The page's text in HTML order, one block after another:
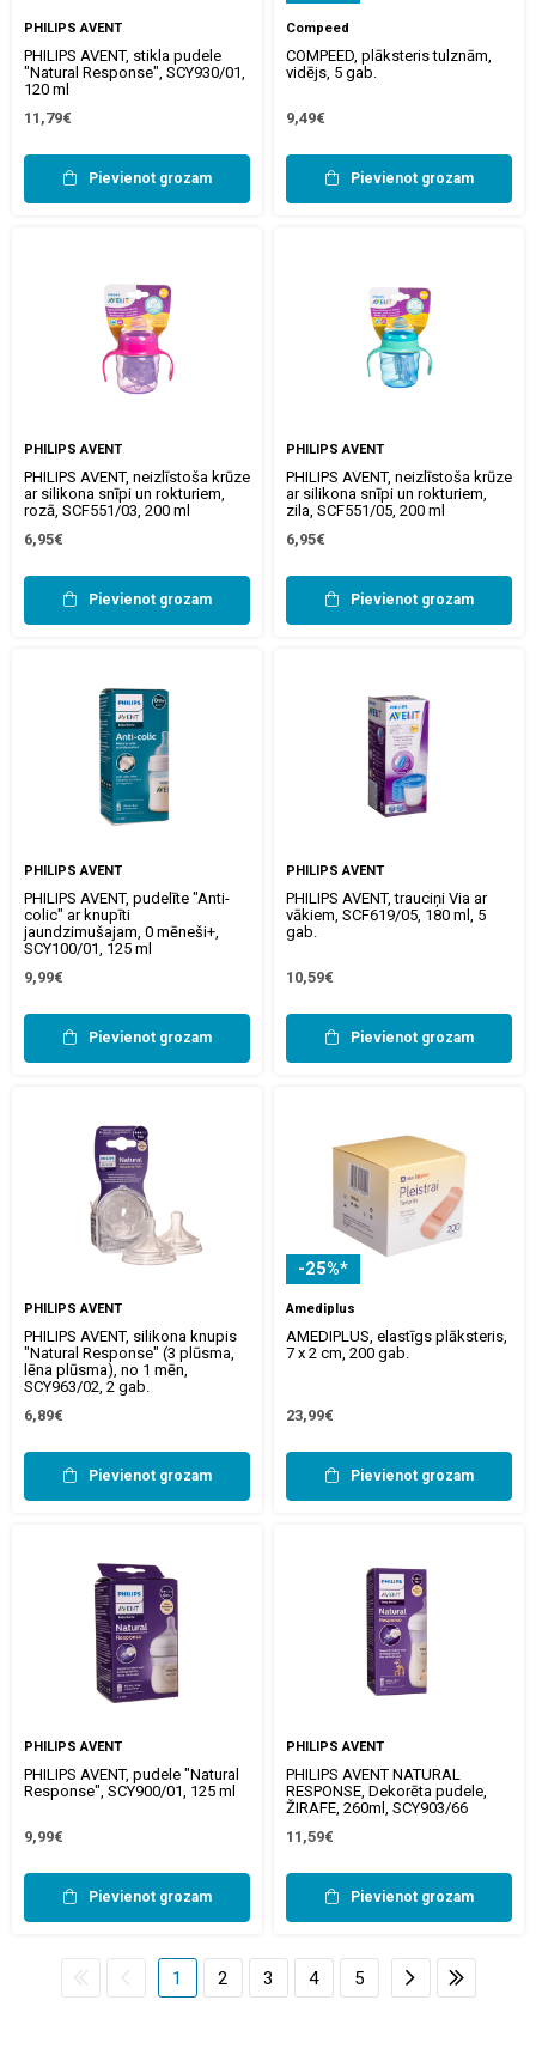
PHILIPS AVENT
PHILIPS AVENT, stikla pudele
"Natural Response", SCY930/01,
120 ml
11,79€
Pievienot grozam
Compeed
COMPEED, plāksteris tulznām,
vidējs, 5 gab.
9,49€
Pievienot grozam
PHILIPS AVENT
PHILIPS AVENT, neizlīstoša krūze
ar silikona snīpi un rokturiem,
rozā, SCF551/03, 200 ml
6,95€
Pievienot grozam
PHILIPS AVENT
PHILIPS AVENT, neizlīstoša krūze
ar silikona snīpi un rokturiem,
zila, SCF551/05, 200 ml
6,95€
Pievienot grozam
PHILIPS AVENT
PHILIPS AVENT, pudelīte "Anti-
colic" ar knupīti
jaundzimušajam, 0 mēneši+,
SCY100/01, 125 ml
9,99€
Pievienot grozam
PHILIPS AVENT
PHILIPS AVENT, trauciņi Via ar
vākiem, SCF619/05, 180 ml, 5
gab.
10,59€
Pievienot grozam
PHILIPS AVENT
PHILIPS AVENT, silikona knupis
"Natural Response" (3 plūsma,
lēna plūsma), no 1 mēn,
SCY963/02, 2 gab.
6,89€
Pievienot grozam
-25%*
Amediplus
AMEDIPLUS, elastīgs plāksteris,
7 x 2 cm, 200 gab.
23,99€
Pievienot grozam
PHILIPS AVENT
PHILIPS AVENT, pudele "Natural
Response", SCY900/01, 125 ml
9,99€
Pievienot grozam
PHILIPS AVENT
PHILIPS AVENT NATURAL
RESPONSE, Dekorēta pudele,
ŽIRAFE, 260ml, SCY903/66
11,59€
Pievienot grozam
1 2 3 4 5